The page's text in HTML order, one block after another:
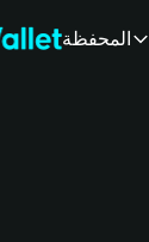
المحفظة